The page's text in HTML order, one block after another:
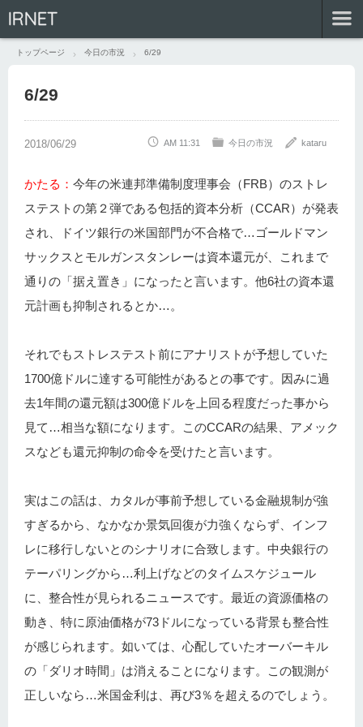
IRNET
トップページ 今日の市況 6/29
6/29
AM 11:31 今日の市況 kataru
かたる： 今年の米連邦準備制度理事会（FRB）のストレ
ステストの第２弾である包括的資本分析（CCAR）が発表
され、ドイツ銀行の米国部門が不合格で…ゴールドマン
サックスとモルガンスタンレーは資本還元が、これまで
通りの「据え置き」になったと言います。他6社の資本還
元計画も抑制されるとか…。
それでもストレステスト前にアナリストが予想していた
1700億ドルに達する可能性があるとの事です。因みに過
去1年間の還元額は300億ドルを上回る程度だった事から
見て…相当な額になります。このCCARの結果、アメック
スなども還元抑制の命令を受けたと言います。
実はこの話は、カタルが事前予想している金融規制が強
すぎるから、なかなか景気回復が力強くならず、インフ
レに移行しないとのシナリオに合致します。中央銀行の
テーパリングから…利上げなどのタイムスケジュール
に、整合性が見られるニュースです。最近の資源価格の
動き、特に原油価格が73ドルになっている背景も整合性
が感じられます。如いては、心配していたオーバーキル
の「ダリオ時間」は消えることになります。この観測が
正しいなら…米国金利は、再び3％を超えるのでしょう。